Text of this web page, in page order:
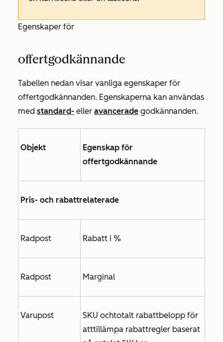
Egenskaper för
offertgodkännande
Tabellen nedan visar vanliga egenskaper för
offertgodkännanden. Egenskaperna kan användas
med standard- eller avancerade godkännanden.
Objekt
Egenskap för
offertgodkännande
Pris- och rabattrelaterade
Radpost Rabatt i %
Radpost Marginal
Varupost SKU ochtotalt rabattbelopp för
atttillämpa rabattregler baserat